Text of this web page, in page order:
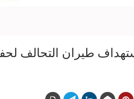
طيران التحالف